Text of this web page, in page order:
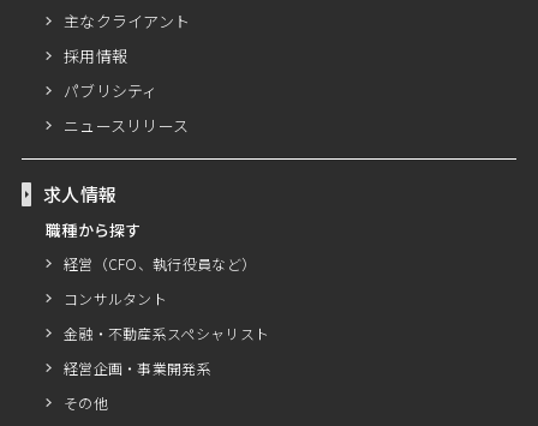
主なクライアント
採用情報
パブリシティ
ニュースリリース
求人情報
職種から探す
経営（CFO、執行役員など）
コンサルタント
金融・不動産系スペシャリスト
経営企画・事業開発系
その他